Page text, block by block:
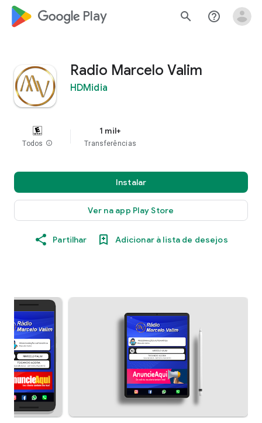
google_logo Play search help_outline
Radio Marcelo Valim
HDMidia
Todos info
1 mil+
Transferências
Instalar
Ver na app Play Store
Partilhar Adicionar à lista de desejos